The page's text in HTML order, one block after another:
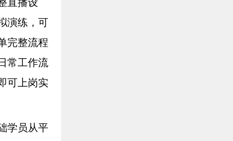
演练，可
完整流程
常工作流
可上岗实
学员从平